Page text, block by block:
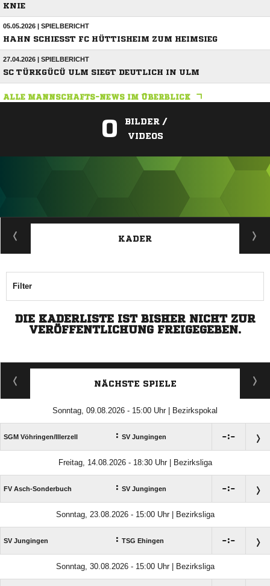
KNIE
05.05.2026 | SPIELBERICHT
HAHN SCHIESST FC HÜTTISHEIM ZUM HEIMSIEG
27.04.2026 | SPIELBERICHT
SC TÜRKGÜCÜ ULM SIEGT DEUTLICH IN ULM
ALLE MANNSCHAFTS-NEWS IM ÜBERBLICK
0
BILDER /
VIDEOS
ANZEIGE
KADER
Filter
DIE KADERLISTE IST BISHER NICHT ZUR
VERÖFFENTLICHUNG FREIGEGEBEN.
NÄCHSTE SPIELE
Sonntag, 09.08.2026 - 15:00 Uhr | Bezirkspokal
SGM Vöhringen/​Illerzell : SV Jungingen :
Freitag, 14.08.2026 - 18:30 Uhr | Bezirksliga
FV Asch-Sonderbuch : SV Jungingen :
Sonntag, 23.08.2026 - 15:00 Uhr | Bezirksliga
SV Jungingen : TSG Ehingen :
Sonntag, 30.08.2026 - 15:00 Uhr | Bezirksliga